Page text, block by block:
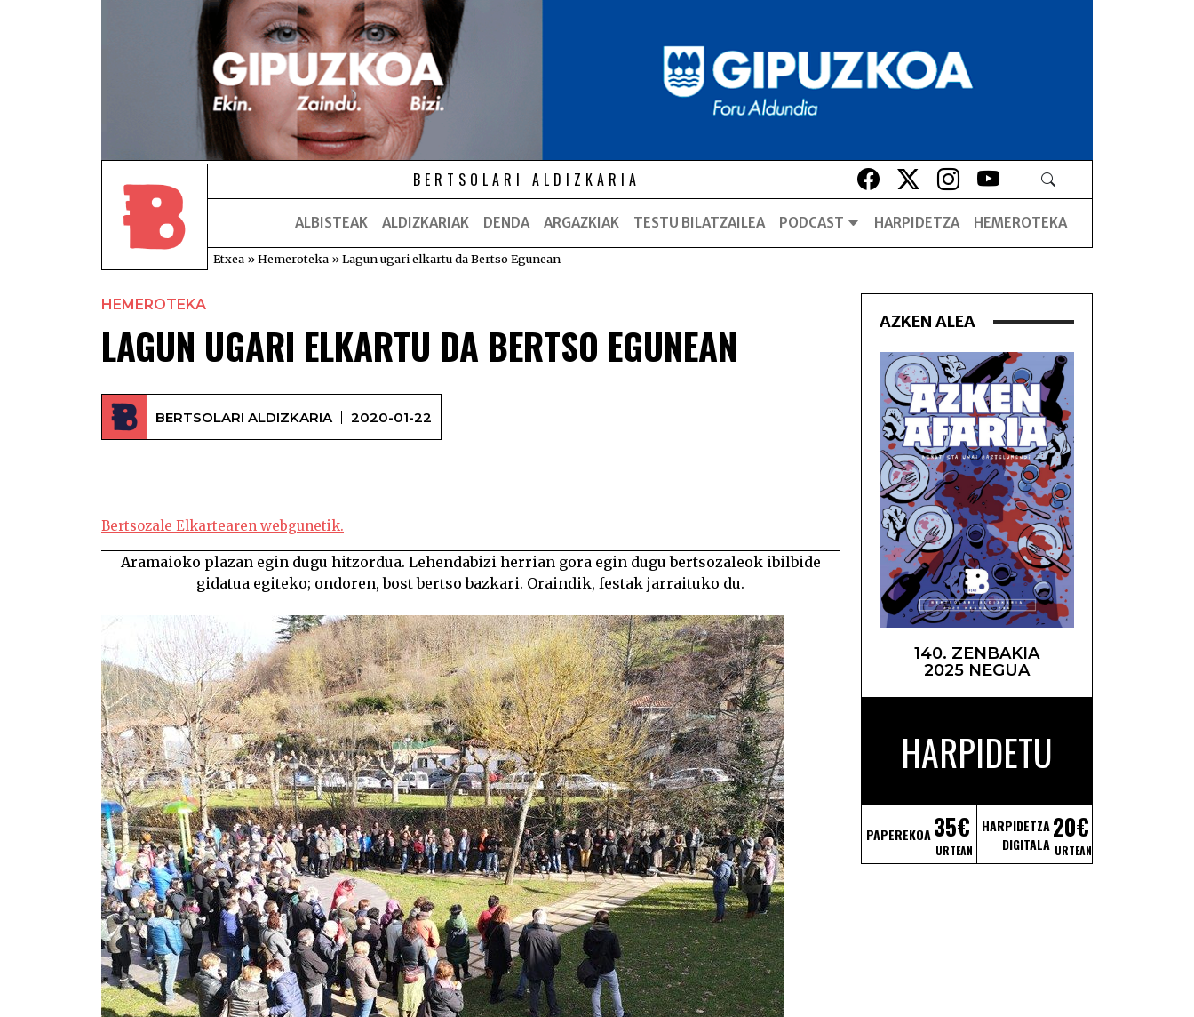
BERTSOLARI ALDIZKARIA Lehio berrian irekiko da
Lehio berrian irekiko da
Lehio berrian irekiko da
Lehio berrian irekiko da
ALBISTEAK ALDIZKARIAK DENDA ARGAZKIAK TESTU BILATZAILEA PODCAST HARPIDETZA HEMEROTEKA
Etxea »Hemeroteka »Lagun ugari elkartu da Bertso Egunean
HEMEROTEKA
LAGUN UGARI ELKARTU DA BERTSO EGUNEAN
BERTSOLARI ALDIZKARIA 2020-01-22
Bertsozale Elkartearen webgunetik.
Aramaioko plazan egin dugu hitzordua. Lehendabizi herrian gora egin dugu bertsozaleok ibilbide
gidatua egiteko; ondoren, bost bertso bazkari. Oraindik, festak jarraituko du.
AZKEN ALEA
140. ZENBAKIA
2025 NEGUA
HARPIDETU
PAPEREKOA35€
URTEAN
HARPIDETZA
DIGITALA
20€
URTEAN